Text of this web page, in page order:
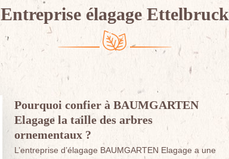
Entreprise élagage Ettelbruck
Pourquoi confier à BAUMGARTEN
Elagage la taille des arbres
ornementaux ?
L’entreprise d’élagage BAUMGARTEN Elagage a une